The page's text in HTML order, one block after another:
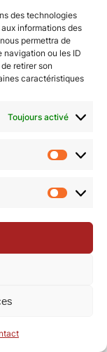
des technologies
informations des
permettra de
navigation ou les ID
retirer son
caractéristiques
Toujours activé
Mesa WPEX par